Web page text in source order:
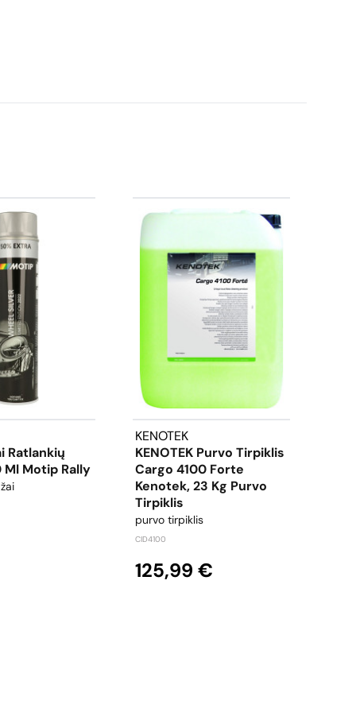
Ratlankių
Ml Motip Rally
KENOTEK
KENOTEK Purvo Tirpiklis
Cargo 4100 Forte
Kenotek, 23 Kg Purvo
Tirpiklis
purvo tirpiklis
CID4100
125,99 €